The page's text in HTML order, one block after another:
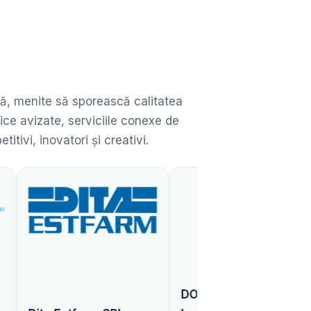
menite să sporească calitatea
avizate, serviciile conexe de
inovatori și creativi.
DONARIS Vienna